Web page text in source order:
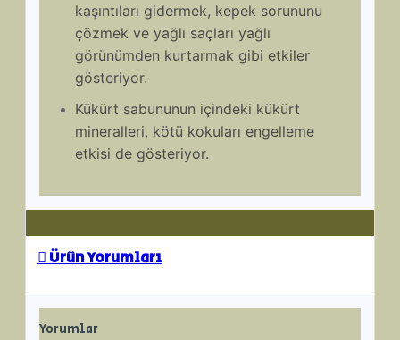
kaşıntıları gidermek, kepek sorununu
çözmek ve yağlı saçları yağlı
görünümden kurtarmak gibi etkiler
gösteriyor.
Kükürt sabununun içindeki kükürt
mineralleri, kötü kokuları engelleme
etkisi de gösteriyor.
Ürün Yorumları
Yorumlar